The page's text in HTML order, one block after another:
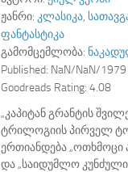
ჟანრი: კლასიკა,
ფანტასტიკა
გამომცემლობა:
Published: NaN/NaN/1979
Goodreads Rating: 4.08
„კაპიტან გრანტის
ტრილოგიის პირველ
ერთიანდება „ოთხმოცი
და „საიდუმლო